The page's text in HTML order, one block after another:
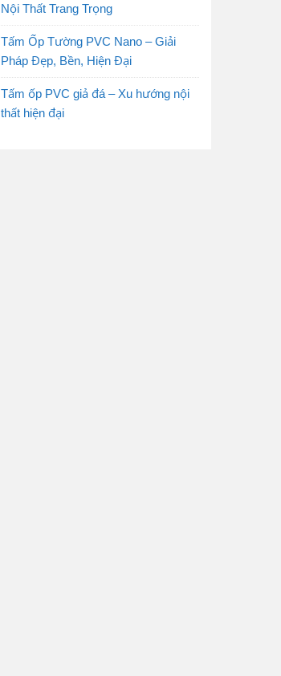
Nội Thất Trang Trọng
Tấm Ốp Tường PVC Nano – Giải
Pháp Đẹp, Bền, Hiện Đại
Tấm ốp PVC giả đá – Xu hướng nội
thất hiện đại